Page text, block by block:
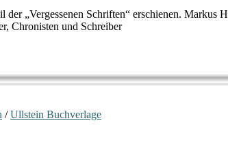
„Vergessenen Schriften“ erschienen.
Chronisten und Schreiber
/Ullstein Buchverlage